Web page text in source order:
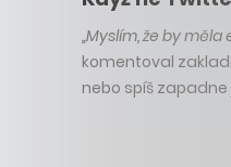
„Myslím, že by
komentoval
nebo spíš